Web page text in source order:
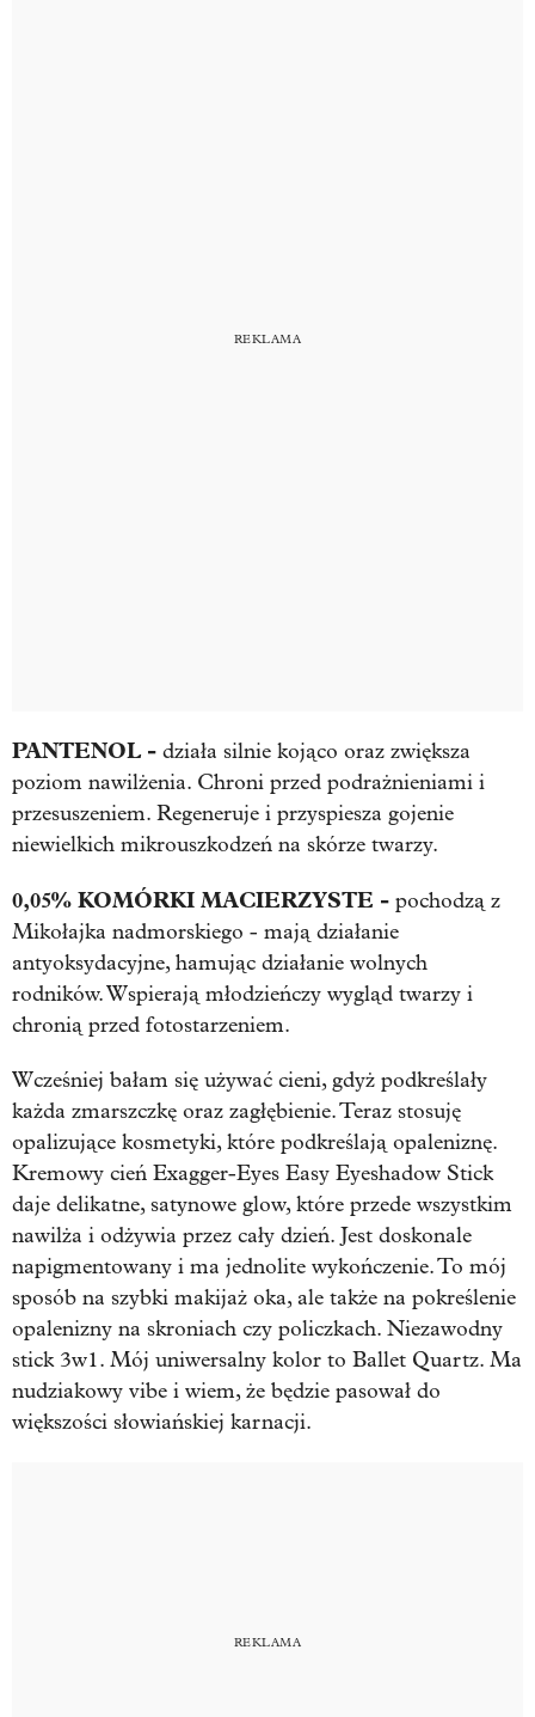
PANTENOL - działa silnie kojąco oraz zwiększa
poziom nawilżenia. Chroni przed podrażnieniami i
przesuszeniem. Regeneruje i przyspiesza gojenie
niewielkich mikrouszkodzeń na skórze twarzy.
0,05% KOMÓRKI MACIERZYSTE - pochodzą z
Mikołajka nadmorskiego - mają działanie
antyoksydacyjne, hamując działanie wolnych
rodników. Wspierają młodzieńczy wygląd twarzy i
chronią przed fotostarzeniem.
Wcześniej bałam się używać cieni, gdyż podkreślały
każda zmarszczkę oraz zagłębienie. Teraz stosuję
opalizujące kosmetyki, które podkreślają opaleniznę.
Kremowy cień Exagger-Eyes Easy Eyeshadow Stick
daje delikatne, satynowe glow, które przede wszystkim
nawilża i odżywia przez cały dzień. Jest doskonale
napigmentowany i ma jednolite wykończenie. To mój
sposób na szybki makijaż oka, ale także na pokreślenie
opalenizny na skroniach czy policzkach. Niezawodny
stick 3w1. Mój uniwersalny kolor to Ballet Quartz. Ma
nudziakowy vibe i wiem, że będzie pasował do
większości słowiańskiej karnacji.